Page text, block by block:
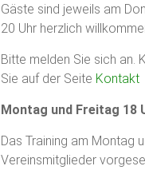
Gäste sind jeweils am
20 Uhr herzlich
Bitte melden Sie sich an.
Sie auf der Seite Kontakt
Montag und Freitag 18
Das Training am Montag
Vereinsmitglieder